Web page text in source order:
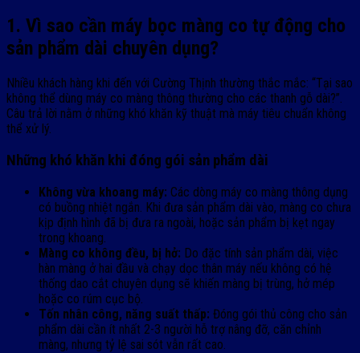
1. Vì sao cần máy bọc màng co tự động cho
sản phẩm dài chuyên dụng?
Nhiều khách hàng khi đến với Cường Thịnh thường thắc mắc: “Tại sao
không thể dùng máy co màng thông thường cho các thanh gỗ dài?”.
Câu trả lời nằm ở những khó khăn kỹ thuật mà máy tiêu chuẩn không
thể xử lý.
Những khó khăn khi đóng gói sản phẩm dài
Không vừa khoang máy: Các dòng máy co màng thông dụng
có buồng nhiệt ngắn. Khi đưa sản phẩm dài vào, màng co chưa
kịp định hình đã bị đưa ra ngoài, hoặc sản phẩm bị kẹt ngay
trong khoang.
Màng co không đều, bị hở: Do đặc tính sản phẩm dài, việc
hàn màng ở hai đầu và chạy dọc thân máy nếu không có hệ
thống dao cắt chuyên dụng sẽ khiến màng bị trùng, hở mép
hoặc co rúm cục bộ.
Tốn nhân công, năng suất thấp: Đóng gói thủ công cho sản
phẩm dài cần ít nhất 2-3 người hỗ trợ nâng đỡ, căn chỉnh
màng, nhưng tỷ lệ sai sót vẫn rất cao.